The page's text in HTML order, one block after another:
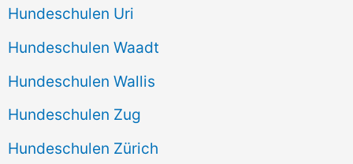
Hundeschulen Uri
Hundeschulen Waadt
Hundeschulen Wallis
Hundeschulen Zug
Hundeschulen Zürich